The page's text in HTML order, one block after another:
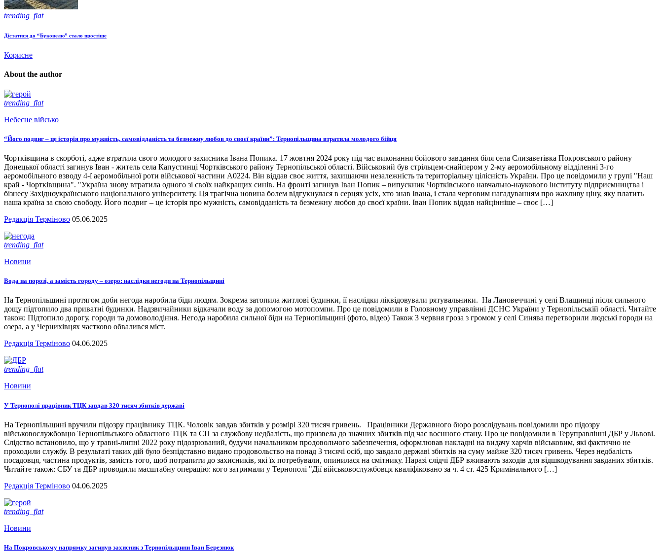
trending_flat
Дістатися до “Буковелю” стало простіше
Корисне
About the author
trending_flat
Небесне військо
“Його подвиг – це історія про мужність, самовідданість та безмежну любов до своєї країни”: Тернопільщина втратила молодого бійця
Чортківщина в скорботі, адже втратила свого молодого захисника Івана Попика. 17 жовтня 2024 року під час виконання бойового завдання біля села Єлизаветівка Покровського району
Донецької області загинув Іван - житель села Капустинці Чортківського району Тернопільської області. Військовий був стрільцем-снайпером у 2-му аеромобільному відділенні 3-го
аеромобільного взводу 4-ї аеромобільної роти військової частини А0224. Він віддав своє життя, захищаючи незалежність та територіальну цілісність України. Про це повідомили у групі "Наш
край - Чортківщина". "Україна знову втратила одного зі своїх найкращих синів. На фронті загинув Іван Попик – випускник Чортківського навчально-наукового інституту підприємництва і
бізнесу Західноукраїнського національного університету. Ця трагічна новина болем відгукнулася в серцях усіх, хто знав Івана, і стала черговим нагадуванням про жахливу ціну, яку платить
наша країна за свою свободу. Його подвиг – це історія про мужність, самовідданість та безмежну любов до своєї країни. Іван Попик віддав найцінніше – своє […]
Редакція Терміново 05.06.2025
trending_flat
Новини
Вода на порозі, а замість городу – озеро: наслідки негоди на Тернопільщині
На Тернопільщині протягом доби негода наробила біди людям. Зокрема затопила житлові будинки, її наслідки ліквідовували рятувальники. На Лановеччині у селі Влащинці після сильного
дощу підтопило два приватні будинки. Надзвичайники відкачали воду за допомогою мотопомпи. Про це повідомили в Головному управлінні ДСНС України у Тернопільській області. Читайте
також: Підтопило дорогу, городи та домоволодіння. Негода наробила сильної біди на Тернопільщині (фото, відео) Також 3 червня гроза з громом у селі Синява перетворили людські городи на
озера, а у Чернихівцях частково обвалився міст.
Редакція Терміново 04.06.2025
trending_flat
Новини
У Тернополі працівник ТЦК завдав 320 тисяч збитків державі
На Тернопільщині вручили підозру працівнику ТЦК. Чоловік завдав збитків у розмірі 320 тисяч гривень. Працівники Державного бюро розслідувань повідомили про підозру
військовослужбовцю Тернопільського обласного ТЦК та СП за службову недбалість, що призвела до значних збитків під час воєнного стану. Про це повідомили в Теруправлінні ДБР у Львові.
Слідство встановило, що у травні-липні 2022 року підозрюваний, будучи начальником продовольчого забезпечення, оформлював накладні на видачу харчів військовим, які фактично не
проходили службу. В результаті таких дій було безпідставно видано продовольство на понад 3 тисячі осіб, що завдало державі збитків на суму майже 320 тисяч гривень. Через недбалість
посадовця, частина продуктів, замість того, щоб потрапити до захисників, які їх потребували, опинилася на смітнику. Наразі слідчі ДБР вживають заходів для відшкодування завданих збитків.
Читайте також: СБУ та ДБР проводили масштабну операцію: кого затримали у Тернополі "Дії військовослужбовця кваліфіковано за ч. 4 ст. 425 Кримінального […]
Редакція Терміново 04.06.2025
trending_flat
Новини
На Покровському напрямку загинув захисник з Тернопільщини Іван Березнюк